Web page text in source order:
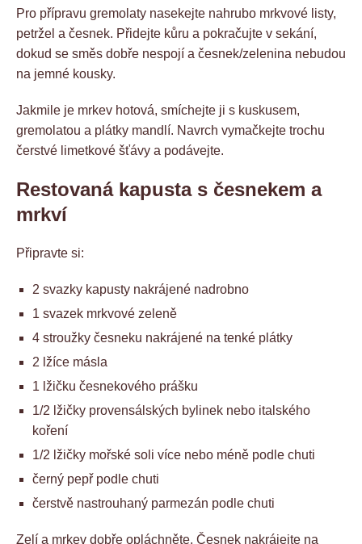
Pro přípravu gremolaty nasekejte nahrubo mrkvové listy,
petržel a česnek. Přidejte kůru a pokračujte v sekání,
dokud se směs dobře nespojí a česnek/zelenina nebudou
na jemné kousky.
Jakmile je mrkev hotová, smíchejte ji s kuskusem,
gremolatou a plátky mandlí. Navrch vymačkejte trochu
čerstvé limetkové šťávy a podávejte.
Restovaná kapusta s česnekem a
mrkví
Připravte si:
2 svazky kapusty nakrájené nadrobno
1 svazek mrkvové zeleně
4 stroužky česneku nakrájené na tenké plátky
2 lžíce másla
1 lžičku česnekového prášku
1/2 lžičky provensálských bylinek nebo italského
koření
1/2 lžičky mořské soli více nebo méně podle chuti
černý pepř podle chuti
čerstvě nastrouhaný parmezán podle chuti
Zelí a mrkev dobře opláchněte. Česnek nakrájejte na